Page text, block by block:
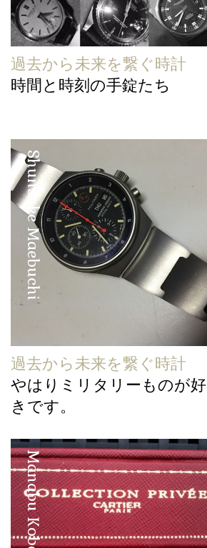
過去から未来を繋ぐ時計
時間と時刻の手錠たち
Shunsuke Maebuchi
過去から未来を繋ぐ時計
やはりミリタリーものが好
きです。